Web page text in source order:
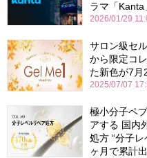
ラマ「
2026/01/29
サロン級セ
から限定コ
た新色が7月
2025/07/07
極小分子ペ
アする 国内
処方 “分子
ヶ月で累計